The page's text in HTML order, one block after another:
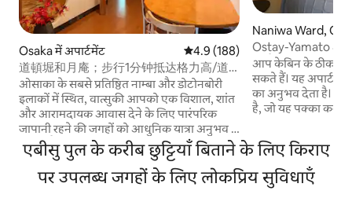
Osaka में अपार्टमेंट औसत रेटिंग 5 में से 4.9, 188 समीक्षाएँ
4.9 (188)
道頓堀和月庵；步行1分钟抵达格力高/道
顿堀/黒門市場/机场直达/USJ/3室2厅带地
暖2卫2浴
ओसाका के सबसे प्रतिष्ठित नाम्बा और डोटोनबोरी
इलाकों में स्थित, वात्सुकी आपको एक विशाल, शांत
और आरामदायक आवास देने के लिए पारंपरिक
जापानी रहने की जगहों को आधुनिक यात्रा अनुभव से
जोड़ता है। ग्लिको साइनबोर्ड लगभग 1 मिनट की
पैदल दूरी पर है और कुरोमोन मार्केट लगभग 5 मिनट
की दूरी पर है। शिनसाइबाशी शॉपिंग स्ट्रीट, नाम्बा
स्टेशन और निहोनबाशी स्टेशन, ये सभी पैदल दूरी पर
Naniwa Ward,
का अपार्टमेंट
Ostay-Yamato
की पैदल दूरी पर!
कुरुमोन मार्केट/
आप केबिन के ठीक
सकते हैं। यह अपार्टमेंट
का अनुभव देता है।
है, जो यह पक्का
लिविंग रूम को सोफ़े
आधुनिक ढंग से सजाया
करने के लिए एक
बाथरूम में 24 घंटे गर्म
एबीसु पुल के करीब छुट्टियाँ बिताने के लिए किराए
पर उपलब्ध जगहों के लिए लोकप्रिय सुविधाएँ